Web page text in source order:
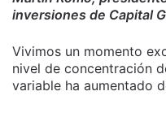
inversiones de Capital
Vivimos un momento
nivel de concentración
variable ha aumentado